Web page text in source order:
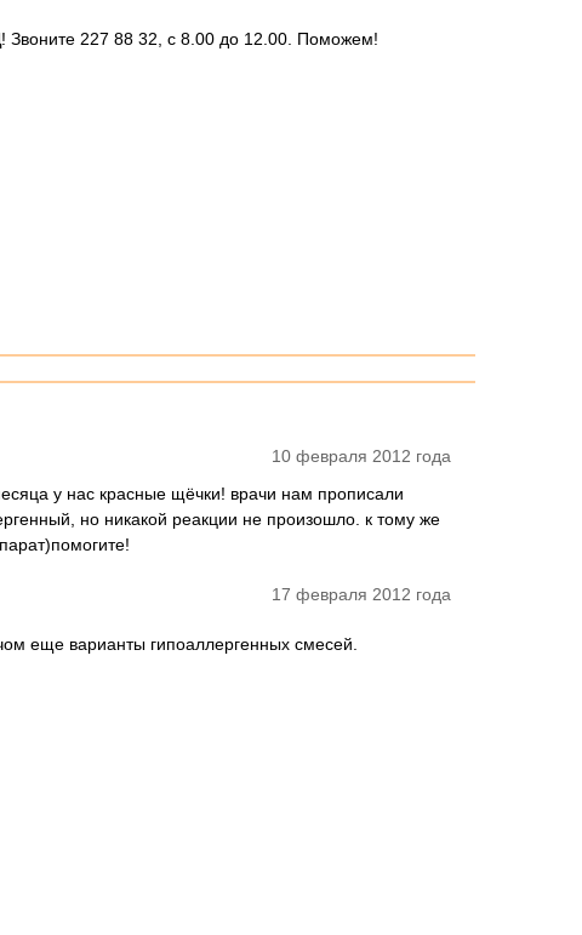
227 88 32, с 8.00 до 12.00. Поможем!
10 февраля 2012 года
у нас красные щёчки! врачи нам прописали
но никакой реакции не произошло. к тому же
17 февраля 2012 года
еще варианты гипоаллергенных смесей.